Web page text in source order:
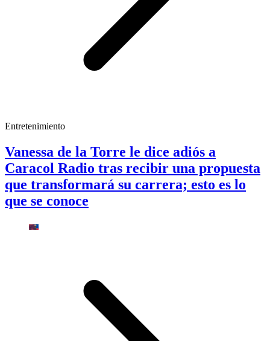
Entretenimiento
Vanessa de la Torre le dice adiós a
Caracol Radio tras recibir una propuesta
que transformará su carrera; esto es lo
que se conoce